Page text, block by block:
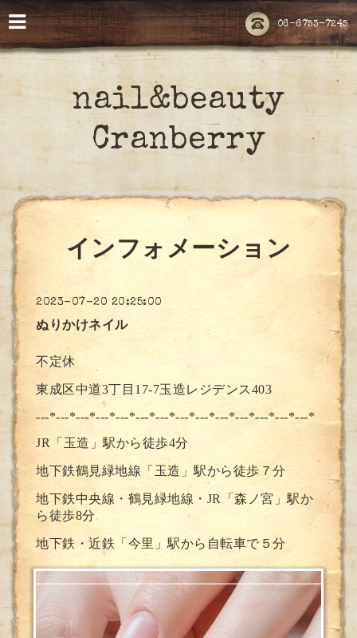
06-6753-7245
nail&beauty
Cranberry
インフォメーション
2023-07-20 20:25:00
ぬりかけネイル
不定休
東成区中道3丁目17-7玉造レジデンス403
---*---*---*---*---*---*---*---*---*---*---*---*---*---*
JR「玉造」駅から徒歩4分
地下鉄鶴見緑地線「玉造」駅から徒歩７分
地下鉄中央線・鶴見緑地線・JR「森ノ宮」駅か
ら徒歩8分
地下鉄・近鉄「今里」駅から自転車で５分